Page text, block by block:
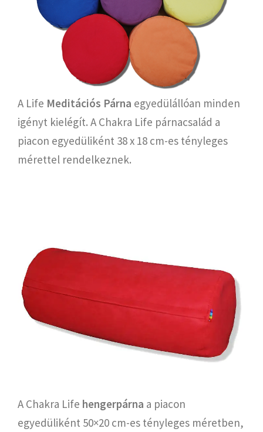
A Life Meditációs Párna egyedülállóan minden
igényt kielégít. A Chakra Life párnacsalád a
piacon egyedüliként 38 x 18 cm-es tényleges
mérettel rendelkeznek.
A Chakra Life hengerpárna a piacon
egyedüliként 50×20 cm-es tényleges méretben,